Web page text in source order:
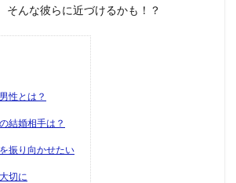
そんな彼らに近づけるかも！？
性とは？
結婚相手は？
振り向かせたい
切に